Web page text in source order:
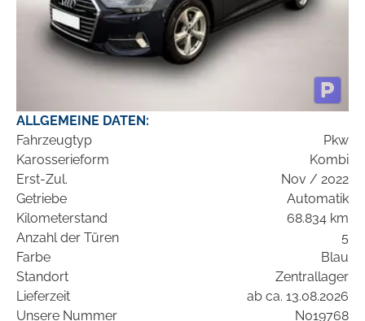
ALLGEMEINE DATEN:
Fahrzeugtyp
Pkw
Karosserieform
Kombi
Erst-Zul.
Nov / 2022
Getriebe
Automatik
Kilometerstand
68.834 km
Anzahl der Türen
5
Farbe
Blau
Standort
Zentrallager
Lieferzeit
ab ca. 13.08.2026
Unsere Nummer
N019768